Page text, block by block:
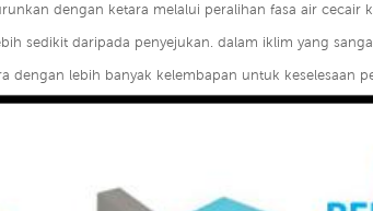
dengan ketara melalui peralihan fasa air cecair
sedikit daripada penyejukan. dalam iklim yang
dengan lebih banyak kelembapan untuk keselesaan